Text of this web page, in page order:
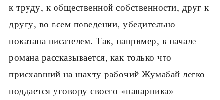
к труду, к общественной собственности, друг к
другу, во всем поведении, убедительно
показана писателем. Так, например, в начале
романа рассказывается, как только что
приехавший на шахту рабочий Жумабай легко
поддается уговору своего «напарника» —